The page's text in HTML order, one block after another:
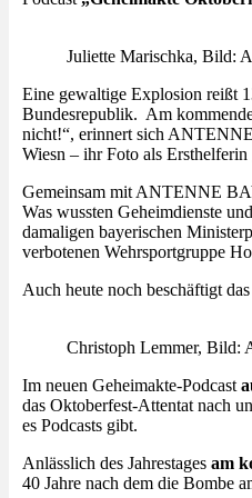
Juliette Marischka, Bild:
Eine gewaltige Explosion reißt
Bundesrepublik. Am
nicht!“, erinnert sich
Wiesn – ihr Foto als
Gemeinsam mit ANTENNE
Was wussten Geheimdienste
damaligen bayerischen
verbotenen Wehrsportgruppe
Auch heute noch beschäftigt
Christoph Lemmer,
Im neuen Geheimakte-Podcast
das Oktoberfest-Attentat nach
es Podcasts gibt.
Anlässlich des Jahrestages am
40 Jahre nach dem die Bombe